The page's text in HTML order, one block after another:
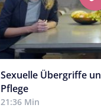
Sexuelle Übergriffe
Pflege
21:36 Min